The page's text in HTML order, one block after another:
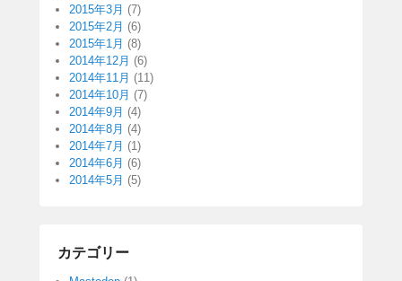
2015年3月 (7)
2015年2月 (6)
2015年1月 (8)
2014年12月 (6)
2014年11月 (11)
2014年10月 (7)
2014年9月 (4)
2014年8月 (4)
2014年7月 (1)
2014年6月 (6)
2014年5月 (5)
カテゴリー